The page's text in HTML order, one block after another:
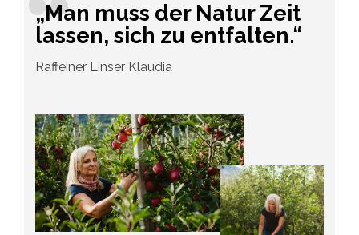
„Man muss der Natur Zeit
lassen, sich zu entfalten.“
Raffeiner Linser Klaudia